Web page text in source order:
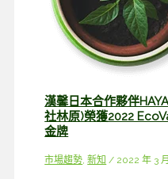
漢馨日本合作夥伴
社林原)榮獲2022
金牌
市場趨勢,新知 / 2022 年 3